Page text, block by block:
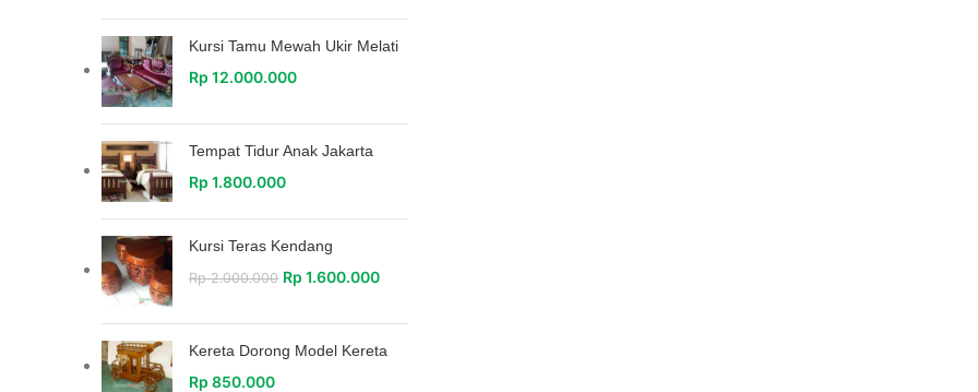
Kursi Tamu Mewah Ukir Melati
Rp 12.000.000
Tempat Tidur Anak Jakarta
Rp 1.800.000
Kursi Teras Kendang
Rp2.000.000 Rp 1.600.000
Kereta Dorong Model Kereta
Rp 850.000